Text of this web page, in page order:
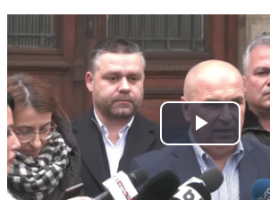
Play
Video